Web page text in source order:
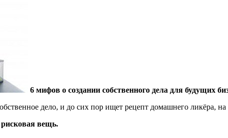
6 мифов о создании собственного дела для будущих
дело, и до сих пор ищет рецепт домашнего ликёра,
вещь.